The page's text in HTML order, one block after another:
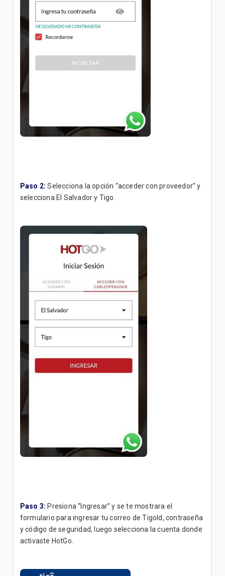
Paso 2: Selecciona la opción “acceder con proveedor” y
selecciona El Salvador y Tigo.
Paso 3: Presiona “Ingresar” y se te mostrara el
formulario para ingresar tu correo de TigoId, contraseña
y código de seguridad, luego selecciona la cuenta donde
activaste HotGo.